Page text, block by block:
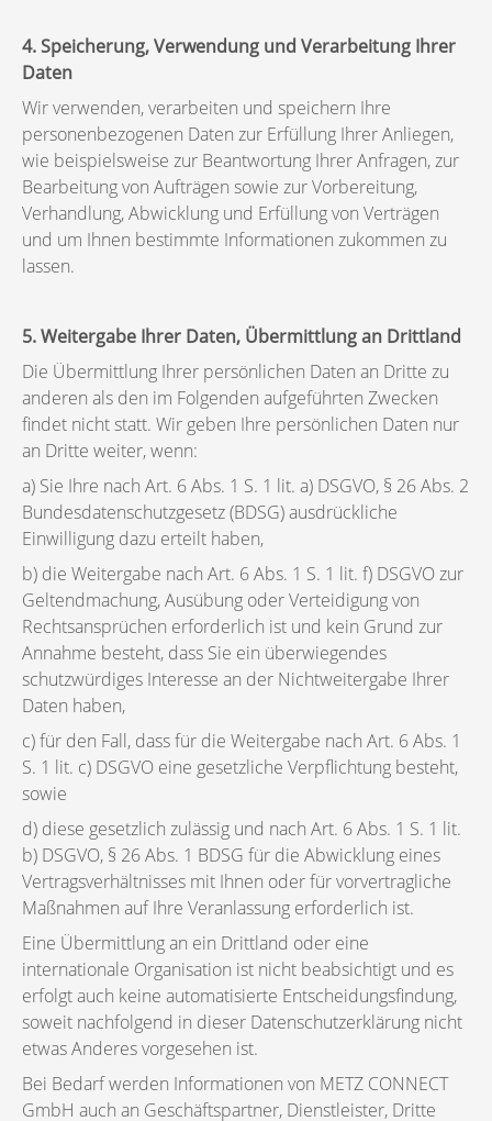
4. Speicherung, Verwendung und Verarbeitung Ihrer
Daten
Wir verwenden, verarbeiten und speichern Ihre
personenbezogenen Daten zur Erfüllung Ihrer Anliegen,
wie beispielsweise zur Beantwortung Ihrer Anfragen, zur
Bearbeitung von Aufträgen sowie zur Vorbereitung,
Verhandlung, Abwicklung und Erfüllung von Verträgen
und um Ihnen bestimmte Informationen zukommen zu
lassen.
5. Weitergabe Ihrer Daten, Übermittlung an Drittland
Die Übermittlung Ihrer persönlichen Daten an Dritte zu
anderen als den im Folgenden aufgeführten Zwecken
findet nicht statt. Wir geben Ihre persönlichen Daten nur
an Dritte weiter, wenn:
a) Sie Ihre nach Art. 6 Abs. 1 S. 1 lit. a) DSGVO, § 26 Abs. 2
Bundesdatenschutzgesetz (BDSG) ausdrückliche
Einwilligung dazu erteilt haben,
b) die Weitergabe nach Art. 6 Abs. 1 S. 1 lit. f) DSGVO zur
Geltendmachung, Ausübung oder Verteidigung von
Rechtsansprüchen erforderlich ist und kein Grund zur
Annahme besteht, dass Sie ein überwiegendes
schutzwürdiges Interesse an der Nichtweitergabe Ihrer
Daten haben,
c) für den Fall, dass für die Weitergabe nach Art. 6 Abs. 1
S. 1 lit. c) DSGVO eine gesetzliche Verpflichtung besteht,
sowie
d) diese gesetzlich zulässig und nach Art. 6 Abs. 1 S. 1 lit.
b) DSGVO, § 26 Abs. 1 BDSG für die Abwicklung eines
Vertragsverhältnisses mit Ihnen oder für vorvertragliche
Maßnahmen auf Ihre Veranlassung erforderlich ist.
Eine Übermittlung an ein Drittland oder eine
internationale Organisation ist nicht beabsichtigt und es
erfolgt auch keine automatisierte Entscheidungsfindung,
soweit nachfolgend in dieser Datenschutzerklärung nicht
etwas Anderes vorgesehen ist.
Bei Bedarf werden Informationen von METZ CONNECT
GmbH auch an Geschäftspartner, Dienstleister, Dritte